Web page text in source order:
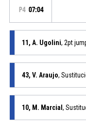
P4 07:04
11, A. Ugolini, 2pt
43, V. Araujo,
10, M. Marcial ,